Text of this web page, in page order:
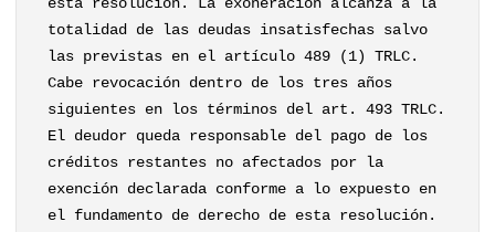
totalidad de las deudas insatisfechas salvo
las previstas en el artículo 489 (1) TRLC.
Cabe revocación dentro de los tres años
siguientes en los términos del art. 493 TRLC.
El deudor queda responsable del pago de los
créditos restantes no afectados por la
exención declarada conforme a lo expuesto en
el fundamento de derecho de esta resolución.